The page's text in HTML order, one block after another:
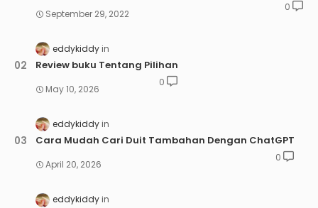
September 29, 2022
0
eddykiddy
Review buku Tentang Pilihan
May 10, 2026
0
eddykiddy
Cara Mudah Cari Duit Tambahan Dengan ChatGPT
April 20, 2026
0
eddykiddy